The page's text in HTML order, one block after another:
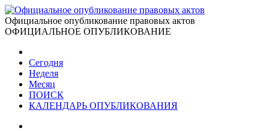
Официальное опубликование правовых актов
ОФИЦИАЛЬНОЕ ОПУБЛИКОВАНИЕ
Сегодня
Неделя
Месяц
ПОИСК
КАЛЕНДАРЬ ОПУБЛИКОВАНИЯ